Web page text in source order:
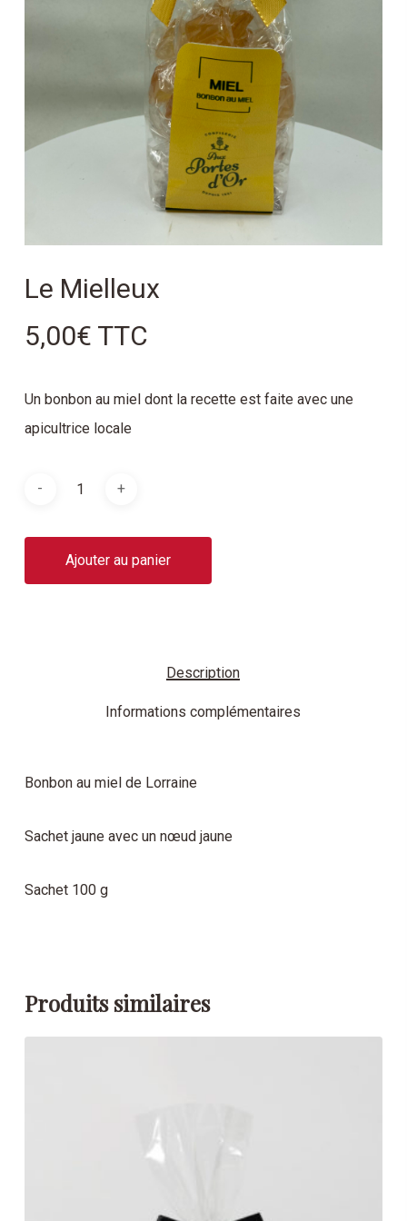
Le Mielleux
5,00€ TTC
Un bonbon au miel dont la recette est faite avec une
apicultrice locale
Ajouter au panier
Description
Informations complémentaires
Bonbon au miel de Lorraine
Sachet jaune avec un nœud jaune
Sachet 100 g
Produits similaires